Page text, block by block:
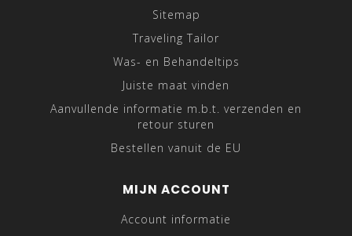
Sitemap
Traveling Tailor
Was- en Behandeltips
Juiste maat vinden
Aanvullende informatie m.b.t. verzenden en
retour sturen
Bestellen vanuit de EU
MIJN ACCOUNT
Account informatie